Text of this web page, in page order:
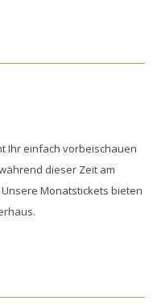
Ihr einfach vorbeischauen
dieser Zeit am
Monatstickets bieten